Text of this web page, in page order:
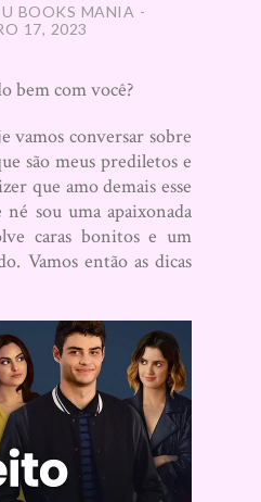
BOOKS MANIA -
17, 2023
bem com você?
vamos conversar sobre
são meus prediletos e
que amo demais esse
sou uma apaixonada
caras bonitos e um
Vamos então as dicas